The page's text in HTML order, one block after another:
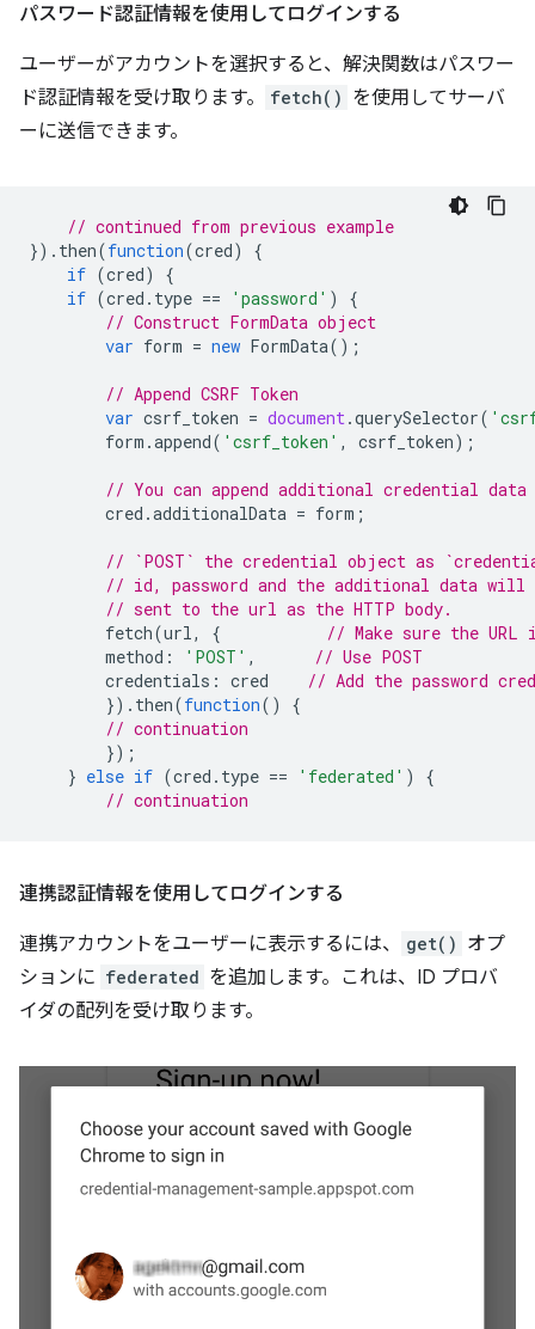
パスワード認証情報を使用してログインする
ユーザーがアカウントを選択すると、解決関数はパスワー
ド認証情報を受け取ります。
fetch() を使用してサーバ
ーに送信できます。
// continued from previous example
}). then(function(cred)
{
if (cred)
{
if (cred . type == 'password' )
{
// Construct FormData object
var form = new FormData();
// Append CSRF Token
var csrf_token = document.querySelector(
form .append( 'csrf_token' , csrf_token);
// You can append additional credential
cred .additionalData = form ;
// `POST` the credential object as
// id, password and the additional data will
// sent to the url as the HTTP body.
fetch(url, {
// Make sure the URL
method : 'POST' ,
// Use POST
credentials : cred
// Add the password
}). then(function()
{
// continuation
});
} else if (cred . type == 'federated' )
{
// continuation
連携認証情報を使用してログインする
連携アカウントをユーザーに表示するには、 get() オプ
ションに federated を追加します。これは、ID プロバ
イダの配列を受け取ります。